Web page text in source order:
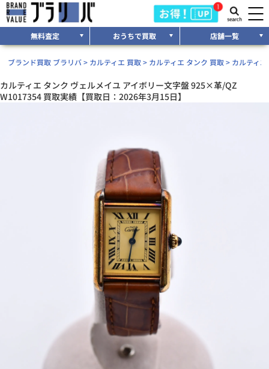
無料査定 おうちで買取 店舗一覧
ブランド買取 ブラリバ> カルティエ 買取> カルティエ タンク 買取> カルティ
カルティエ タンク ヴェルメイユ アイボリー文字盤 925×革/QZ
W1017354 買取実績【買取日：2026年3月15日】